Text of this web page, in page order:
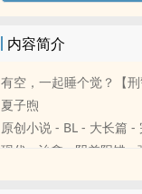
内容简介
有空，一起睡个觉？【刑
夏子煦
原创小说 - BL - 大长篇 -
现代 - 治愈 - 阴差阳错 -